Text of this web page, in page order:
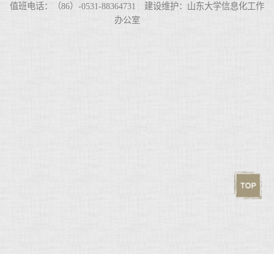
值班电话：（86）-0531-88364731 建设维护：山东大学信息化工作
办公室